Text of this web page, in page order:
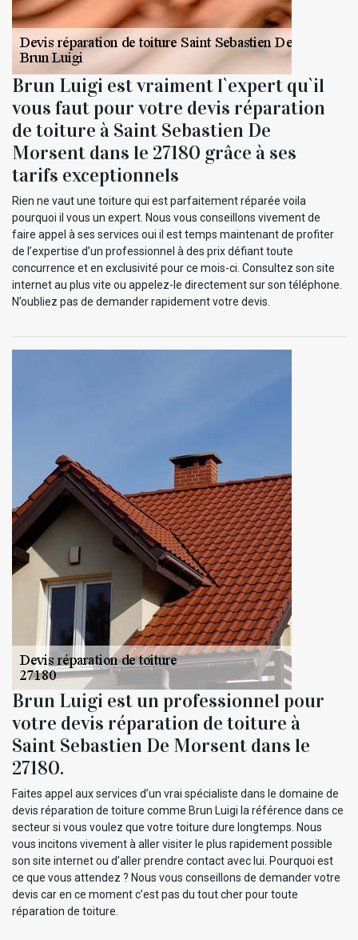
Brun Luigi est vraiment l`expert qu`il
vous faut pour votre devis réparation
de toiture à Saint Sebastien De
Morsent dans le 27180 grâce à ses
tarifs exceptionnels
Rien ne vaut une toiture qui est parfaitement réparée voila
pourquoi il vous un expert. Nous vous conseillons vivement de
faire appel à ses services oui il est temps maintenant de profiter
de l’expertise d’un professionnel à des prix défiant toute
concurrence et en exclusivité pour ce mois-ci. Consultez son site
internet au plus vite ou appelez-le directement sur son téléphone.
N’oubliez pas de demander rapidement votre devis.
Brun Luigi est un professionnel pour
votre devis réparation de toiture à
Saint Sebastien De Morsent dans le
27180.
Faites appel aux services d’un vrai spécialiste dans le domaine de
devis réparation de toiture comme Brun Luigi la référence dans ce
secteur si vous voulez que votre toiture dure longtemps. Nous
vous incitons vivement à aller visiter le plus rapidement possible
son site internet ou d’aller prendre contact avec lui. Pourquoi est
ce que vous attendez ? Nous vous conseillons de demander votre
devis car en ce moment c’est pas du tout cher pour toute
réparation de toiture.